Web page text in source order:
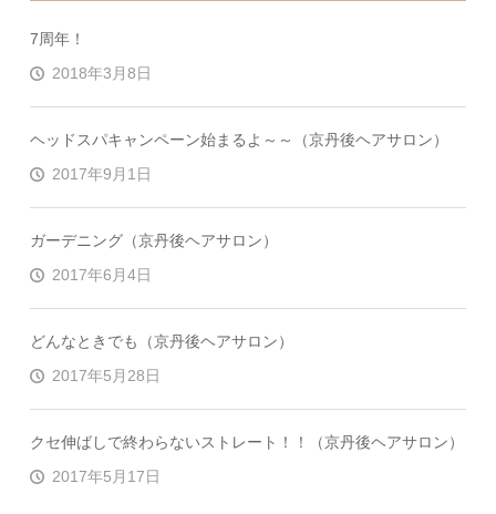
7周年！
2018年3月8日
ヘッドスパキャンペーン始まるよ～～（京丹後ヘアサロン）
2017年9月1日
ガーデニング（京丹後ヘアサロン）
2017年6月4日
どんなときでも（京丹後ヘアサロン）
2017年5月28日
クセ伸ばしで終わらないストレート！！（京丹後ヘアサロン）
2017年5月17日